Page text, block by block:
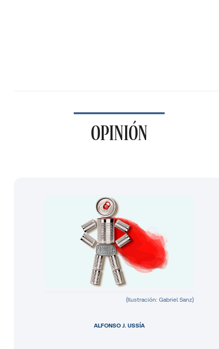
OPINIÓN
(Ilustración: Gabriel Sanz)
ALFONSO J. USSÍA